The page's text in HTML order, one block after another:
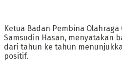
Ketua Badan Pembina Olahraga
Samsudin Hasan, menyatakan
dari tahun ke tahun
positif.